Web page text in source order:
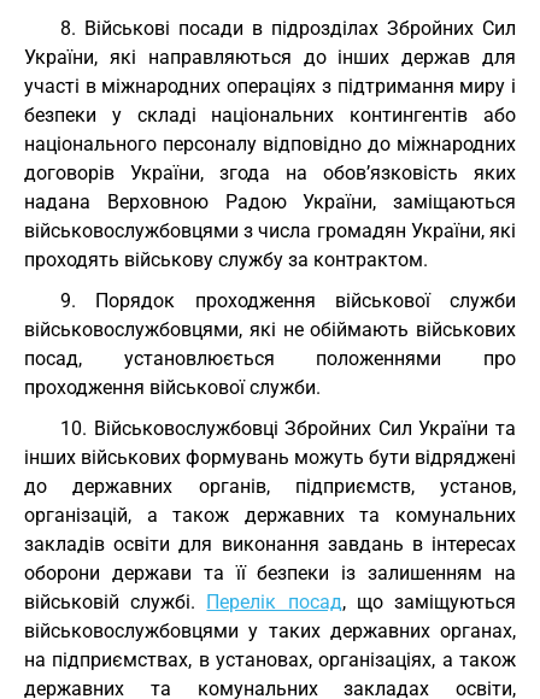
8. Військові посади в підрозділах Збройних Сил
України, які направляються до інших держав для
участі в міжнародних операціях з підтримання миру і
безпеки у складі національних контингентів або
національного персоналу відповідно до міжнародних
договорів України, згода на обов’язковість яких
надана Верховною Радою України, заміщаються
військовослужбовцями з числа громадян України, які
проходять військову службу за контрактом.
9. Порядок проходження військової служби
військовослужбовцями, які не обіймають військових
посад, установлюється положеннями про
проходження військової служби.
10. Військовослужбовці Збройних Сил України та
інших військових формувань можуть бути відряджені
до державних органів, підприємств, установ,
організацій, а також державних та комунальних
закладів освіти для виконання завдань в інтересах
оборони держави та її безпеки із залишенням на
військовій службі. Перелік посад, що заміщуються
військовослужбовцями у таких державних органах,
на підприємствах, в установах, організаціях, а також
державних та комунальних закладах освіти,